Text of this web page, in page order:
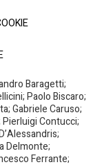
Baragetti;
Paolo Biscaro;
Gabriele Caruso;
Pierluigi Contucci;
Delmonte;
Ferrante;